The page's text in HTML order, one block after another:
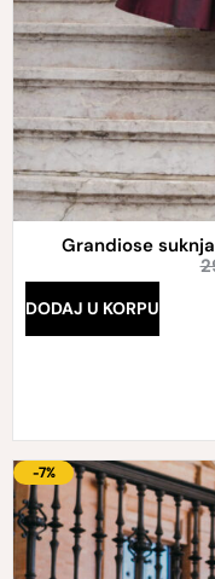
Grandiose
DODAJ U KORPU
-7%